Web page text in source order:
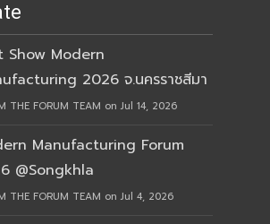
Show Modern
2026 จ.นครราชสีมา
THE FORUM TEAM on Jul 14, 2026
Manufacturing Forum
@Songkhla
THE FORUM TEAM on Jul 4, 2026